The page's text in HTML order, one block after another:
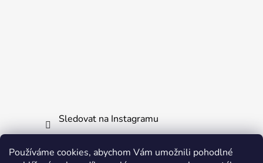
Používáme cookies, abychom Vám umožnili pohodlné
Sledovat na Instagramu
Informace pro vás